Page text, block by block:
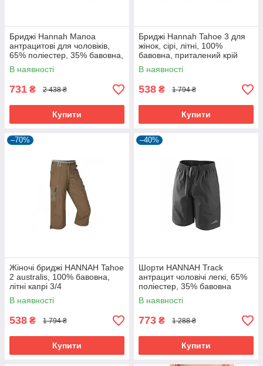
Бриджі Hannah Manoa
антрацитові для чоловіків,
65% поліестер, 35% бавовна,
розмір S і M
В наявності
731 ₴ 2 438 ₴
Купити
Бриджі Hannah Tahoe 3 для
жінок, сірі, літні, 100%
бавовна, приталений крій
В наявності
538 ₴ 1 794 ₴
Купити
–70%
Жіночі бриджі HANNAH Tahoe
2 australis, 100% бавовна,
літні капрі 3/4
В наявності
538 ₴ 1 794 ₴
Купити
–40%
Шорти HANNAH Track
антрацит чоловічі легкі, 65%
поліестер, 35% бавовна
В наявності
773 ₴ 1 288 ₴
Купити